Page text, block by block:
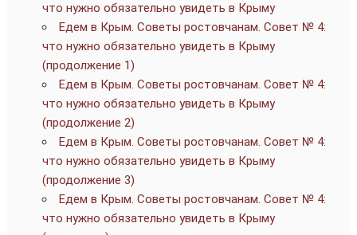
что нужно обязательно увидеть в Крыму
Едем в Крым. Советы ростовчанам. Совет № 4:
что нужно обязательно увидеть в Крыму
(продолжение 1)
Едем в Крым. Советы ростовчанам. Совет № 4:
что нужно обязательно увидеть в Крыму
(продолжение 2)
Едем в Крым. Советы ростовчанам. Совет № 4:
что нужно обязательно увидеть в Крыму
(продолжение 3)
Едем в Крым. Советы ростовчанам. Совет № 4:
что нужно обязательно увидеть в Крыму